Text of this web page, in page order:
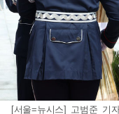
[서울=뉴시스] 고범준 기